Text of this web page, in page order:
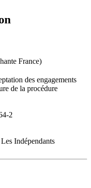
France)
des engagements
de la procédure
2
Indépendants